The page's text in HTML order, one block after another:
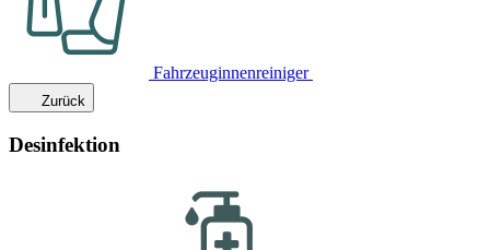
Fahrzeuginnenreiniger
Zurück
Desinfektion